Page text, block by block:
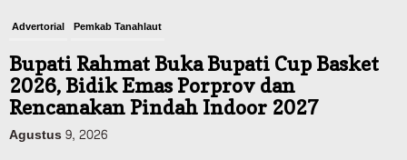
Advertorial Pemkab Tanahlaut
Bupati Rahmat Buka Bupati Cup Basket
2026, Bidik Emas Porprov dan
Rencanakan Pindah Indoor 2027
Agustus 9, 2026